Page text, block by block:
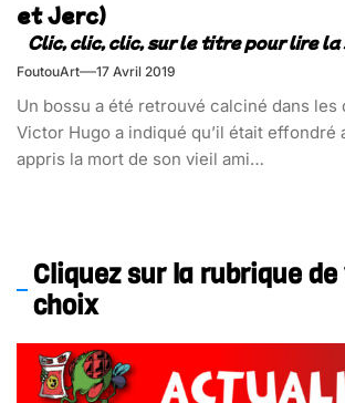
et Jerc)
FoutouArt 17 Avril 2019
Un bossu a été retrouvé calciné dans les
Victor Hugo a indiqué qu’il était effondré
appris la mort de son vieil ami…
Cliquez sur la rubrique
choix